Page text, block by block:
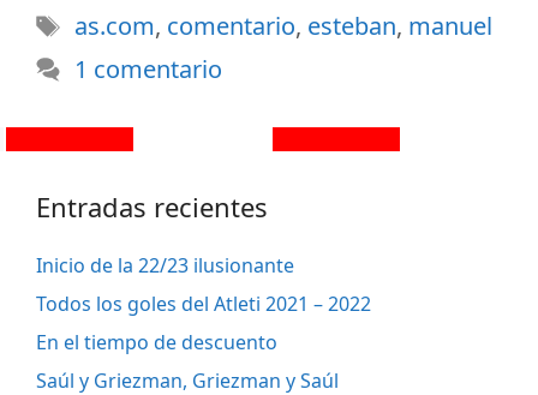
as.com, comentario, esteban, manuel
1 comentario
Entradas recientes
Inicio de la 22/23 ilusionante
Todos los goles del Atleti 2021 – 2022
En el tiempo de descuento
Saúl y Griezman, Griezman y Saúl